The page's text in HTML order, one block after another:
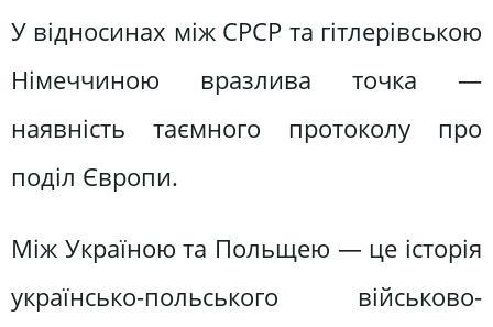
У відносинах між СРСР та гітлерівською
Німеччиною вразлива точка —
наявність таємного протоколу про
поділ Європи.
Між Україною та Польщею — це історія
українсько-польського військово-